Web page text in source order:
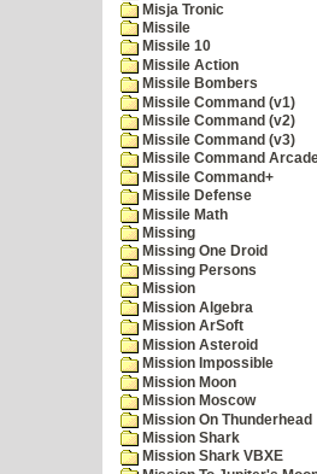
Misja Tronic
Missile
Missile 10
Missile Action
Missile Bombers
Missile Command (v1)
Missile Command (v2)
Missile Command (v3)
Missile Command
Missile Command+
Missile Defense
Missile Math
Missing
Missing One Droid
Missing Persons
Mission
Mission Algebra
Mission ArSoft
Mission Asteroid
Mission Impossible
Mission Moon
Mission Moscow
Mission On Thunderhead
Mission Shark
Mission Shark VBXE